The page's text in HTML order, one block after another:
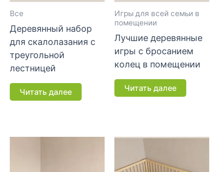
Все
Деревянный набор
для скалолазания с
треугольной
лестницей
Читать далее
Игры для всей семьи в
помещении
Лучшие деревянные
игры с бросанием
колец в помещении
Читать далее